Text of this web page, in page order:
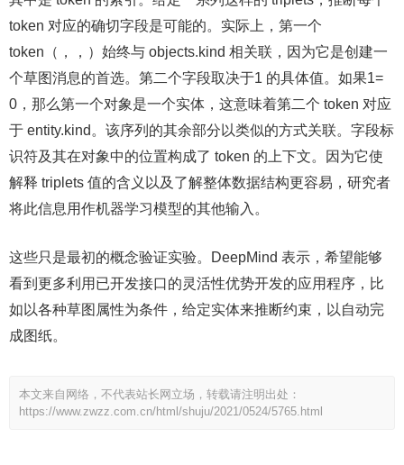
token 对应的确切字段是可能的。实际上，第一个
token（，，）始终与 objects.kind 相关联，因为它是创建一
个草图消息的首选。第二个字段取决于1 的具体值。如果1=
0，那么第一个对象是一个实体，这意味着第二个 token 对应
于 entity.kind。该序列的其余部分以类似的方式关联。字段标
识符及其在对象中的位置构成了 token 的上下文。因为它使
解释 triplets 值的含义以及了解整体数据结构更容易，研究者
将此信息用作机器学习模型的其他输入。
这些只是最初的概念验证实验。DeepMind 表示，希望能够
看到更多利用已开发接口的灵活性优势开发的应用程序，比
如以各种草图属性为条件，给定实体来推断约束，以自动完
成图纸。
本文来自网络，不代表站长网立场，转载请注明出处：
https://www.zwzz.com.cn/html/shuju/2021/0524/5765.html